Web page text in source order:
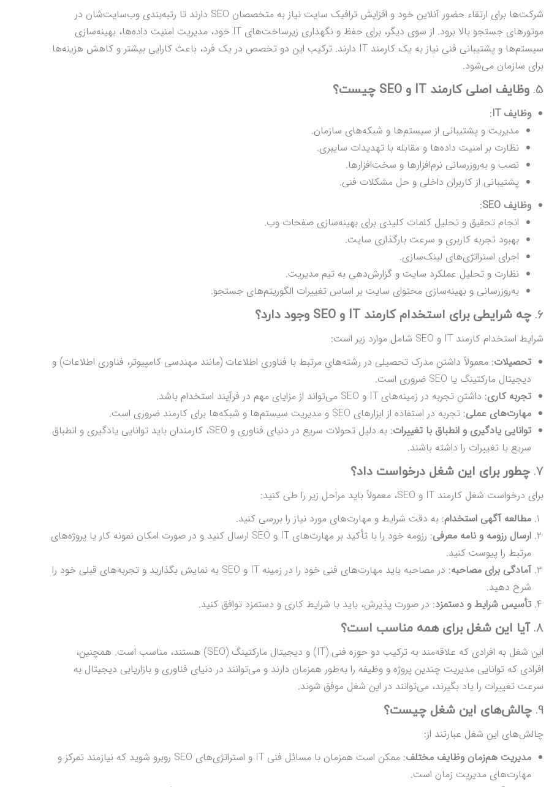
شرکت‌ها برای ارتقاء حضور آنلاین خود و افزایش ترافیک سایت نیاز به متخصصان SEO دارند تا رتبه‌بندی وب‌سایت‌شان در
موتورهای جستجو بالا برود. از سوی دیگر، برای حفظ و نگهداری زیرساخت‌های IT خود، مدیریت امنیت داده‌ها، بهینه‌سازی
سیستم‌ها و پشتیبانی فنی نیاز به یک کارمند IT دارند. ترکیب این دو تخصص در یک فرد، باعث کارایی بیشتر و کاهش هزینه‌ها
برای سازمان می‌شود.
5. وظایف اصلی کارمند IT و SEO چیست؟
وظایف IT :
مدیریت و پشتیبانی از سیستم‌ها و شبکه‌های سازمان.
نظارت بر امنیت داده‌ها و مقابله با تهدیدات سایبری.
نصب و به‌روزرسانی نرم‌افزارها و سخت‌افزارها.
پشتیبانی از کاربران داخلی و حل مشکلات فنی.
وظایف SEO
:
انجام تحقیق و تحلیل کلمات کلیدی برای بهینه‌سازی صفحات وب.
بهبود تجربه کاربری و سرعت بارگذاری سایت.
اجرای استراتژی‌های لینک‌سازی.
نظارت و تحلیل عملکرد سایت و گزارش‌دهی به تیم مدیریت.
به‌روز‌رسانی و بهینه‌سازی محتوای سایت بر اساس تغییرات الگوریتم‌های جستجو.
6. چه شرایطی برای استخدام کارمند IT و SEO وجود دارد؟
شرایط استخدام کارمند IT و SEO شامل موارد زیر است:
تحصیلات: معمولاً داشتن مدرک تحصیلی در رشته‌های مرتبط با فناوری اطلاعات (مانند مهندسی کامپیوتر، فناوری اطلاعات) و
دیجیتال مارکتینگ یا SEO ضروری است.
تجربه کاری: داشتن تجربه در زمینه‌های IT و SEO می‌تواند از مزایای مهم در فرآیند استخدام باشد.
مهارت‌های عملی: تجربه در استفاده از ابزارهای SEO و مدیریت سیستم‌ها و شبکه‌ها برای کارمند ضروری است.
توانایی یادگیری و انطباق با تغییرات
: به دلیل تحولات سریع در دنیای فناوری و SEO، کارمندان باید توانایی یادگیری و انطباق
سریع با تغییرات را داشته باشند.
7. چطور برای این شغل درخواست داد؟
برای درخواست شغل کارمند IT و SEO، معمولاً باید مراحل زیر را طی کنید:
مطالعه آگهی استخدام: به دقت شرایط و مهارت‌های مورد نیاز را بررسی کنید.
ارسال رزومه و نامه معرفی
: رزومه خود را با تأکید بر مهارت‌های IT و SEO ارسال کنید و در صورت امکان نمونه کار یا پروژه‌های
مرتبط را پیوست کنید.
آمادگی برای مصاحبه
: در مصاحبه باید مهارت‌های فنی خود را در زمینه IT و SEO به نمایش بگذارید و تجربه‌های قبلی خود را
شرح دهید.
تأسیس شرایط و دستمزد: در صورت پذیرش، باید با شرایط کاری و دستمزد توافق کنید.
8. آیا این شغل برای همه مناسب است؟
این شغل به افرادی که علاقه‌مند به ترکیب دو حوزه فنی (IT) و دیجیتال مارکتینگ (SEO) هستند، مناسب است. همچنین،
افرادی که توانایی مدیریت چندین پروژه و وظیفه را به‌طور همزمان دارند و می‌توانند در دنیای فناوری و بازاریابی دیجیتال به
سرعت تغییرات را یاد بگیرند، می‌توانند در این شغل موفق شوند.
9. چالش‌های این شغل چیست؟
چالش‌های این شغل عبارتند از:
مدیریت هم‌زمان وظایف مختلف
: ممکن است همزمان با مسائل فنی IT و استراتژی‌های SEO روبرو شوید که نیازمند تمرکز و
مهارت‌های مدیریت زمان است.